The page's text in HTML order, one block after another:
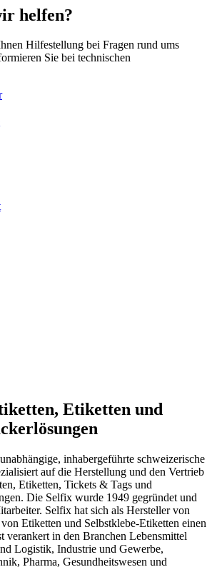
helfen?
Hilfestellung bei Fragen rund ums
Sie bei technischen
Etiketten und
inhabergeführte schweizerische
auf die Herstellung und den Vertrieb
Etiketten, Tickets & Tags und
Die Selfix wurde 1949 gegründet und
Selfix hat sich als Hersteller von
Etiketten und Selbstklebe-Etiketten einen
verankert in den Branchen Lebensmittel
Logistik, Industrie und Gewerbe,
Pharma, Gesundheitswesen und